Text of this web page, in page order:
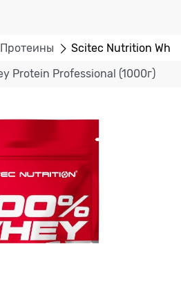
Протеины Scitec Nutrition
Protein Professional (1000г)